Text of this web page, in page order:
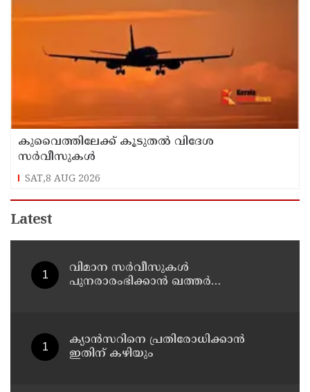
കുവൈത്തിലേക്ക് കൂടുതല്‍ വിദേശ
സര്‍വീസുകള്‍
SAT,8 AUG 2026
Latest
വിമാന സര്‍വീസുകള്‍
പുനരാരംഭിക്കാന്‍ ഖത്തര്‍
ക്യാൻസറിനെ പ്രതിരോധിക്കാൻ
ഇതിന് കഴിയും